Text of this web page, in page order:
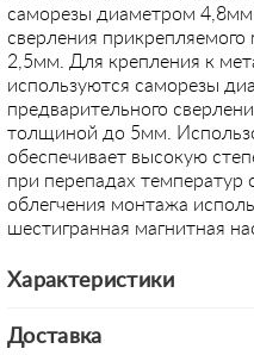
саморезы диаметром 4,8мм
сверления
2,5мм. Для крепления к
используются саморезы
предварительного
толщиной до 5мм.
обеспечивает высокую
при перепадах
облегчения монтажа
шестигранная магнитная
Характеристики
Доставка